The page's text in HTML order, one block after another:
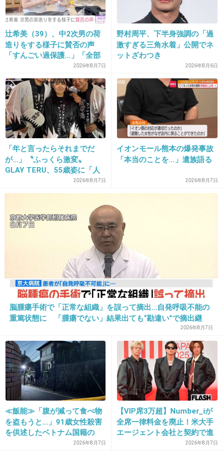
+11
22. 匿名2026/06/03(水) 18:12:08
2件の返信
+1
23. 匿名 2026/06/03(水) 18:12:50
ポケットに1(次に使うやつ)、ポーチに3、カバ
ンのチャック付き部分に2(これは急になった時
とかのために常に入れている)
基本はこんな感じ。ひとまとめに大量には持た
ない。かさばるし。
+20 -1
24. 匿名2026/06/03(水) 18:12:56
+0 -2
25. 匿名2026/06/03(水) 18:13:00
>>17
？出し切るってなに言ってんだよジジイ
辻希美（39）、中2次男の荷
造りをする様子に賛否の声
「すんごい過保護…」「全部
ママが準備してくれるんだ」
2026年8月7日
野村周平、下半身強調の「過
激すぎる三角水着」公開でネ
ットざわつき
2026年8月6日
「年と言ったらそれまでだ
が…」〝ふっくら激変〟
GLAY TERU、55歳姿に「人
として好きすぎる」「TERU
さんには見えない」「分から
2026年8月7日
イオンモール熊本の爆発事故
「本当のことを…」遺族語る
2026年8月7日
脳腫瘍手術で「正常な組織」を誤って摘出…自発呼吸不能の
重篤状態に 「腫瘍でない」結果出ても“勘違い”で摘出継
続 通常の生活送っていた患者が手足も動かず 京大病院
2026年8月7日
≪飯能≫「腹が減って食べ物
を盗もうと…」91歳女性殺害
を供述したベトナム国籍の
男、在留資格なし…奪った車
2026年8月7日
【VIP席3万超】Number_iが
全席一律料金を廃止！米大手
エージェント会社と契約で進
2026年8月7日